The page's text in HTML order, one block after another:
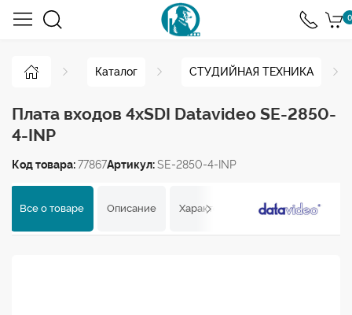
0
Каталог СТУДИЙНАЯ ТЕХНИКА
Плата входов 4xSDI Datavideo SE-2850-
4-INP
Код товара:77867Артикул:SE-2850-4-INP
Все о товаре Описание Характеристики Отзывы